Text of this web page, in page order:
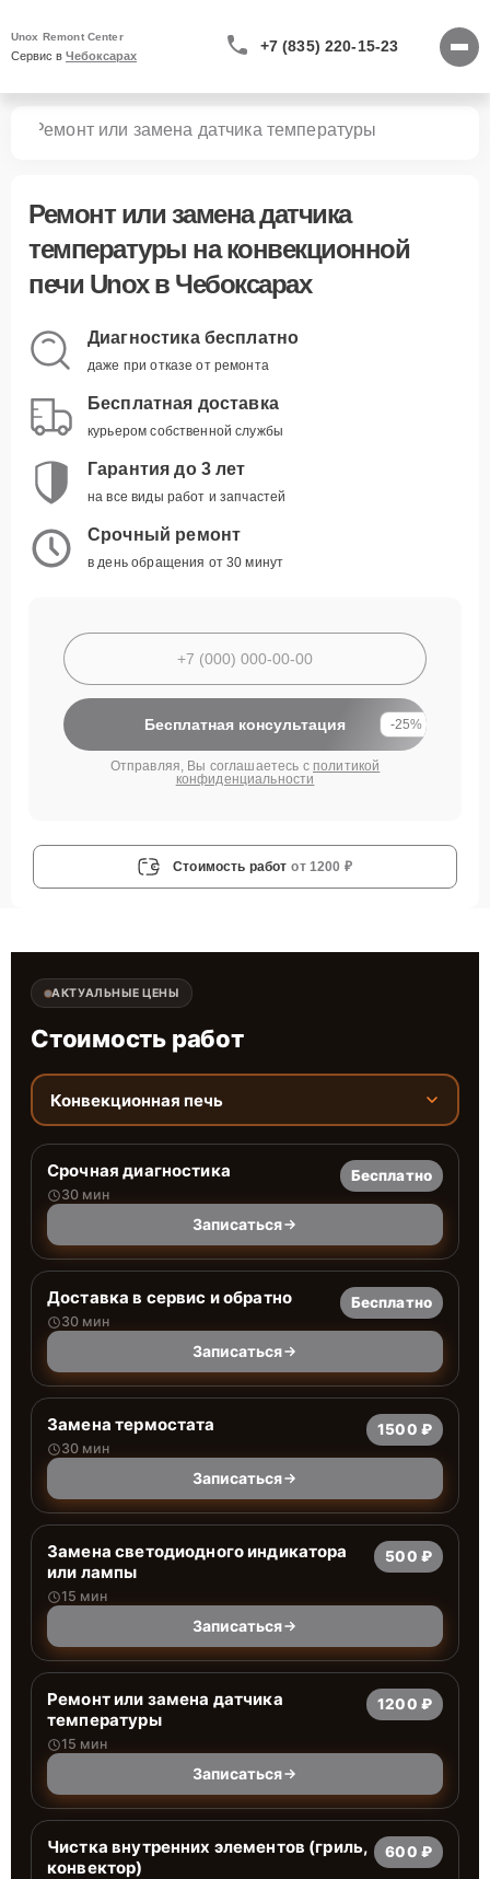
Unox Remont Center
Сервис в Чебоксарах
+7 (835) 220-15-23
Ремонт или замена датчика температуры
Ремонт или замена датчика
температуры на конвекционной
печи Unox в Чебоксарах
Диагностика бесплатно
даже при отказе от ремонта
Бесплатная доставка
курьером собственной службы
Гарантия до 3 лет
на все виды работ и запчастей
Срочный ремонт
в день обращения от 30 минут
Бесплатная консультация -25%
Отправляя, Вы соглашаетесь с политикой
конфиденциальности
Стоимость работ от 1200 ₽
АКТУАЛЬНЫЕ ЦЕНЫ
Стоимость работ
Конвекционная печь
Срочная диагностика
30 мин
Бесплатно
Записаться
Доставка в сервис и обратно
30 мин
Бесплатно
Записаться
Замена термостата
30 мин
1500 ₽
Записаться
Заменa светодиодного индикатора
или лампы
15 мин
500 ₽
Записаться
Ремонт или замена датчика
температуры
15 мин
1200 ₽
Записаться
Чистка внутренних элементов (гриль,
конвектор)
600 ₽